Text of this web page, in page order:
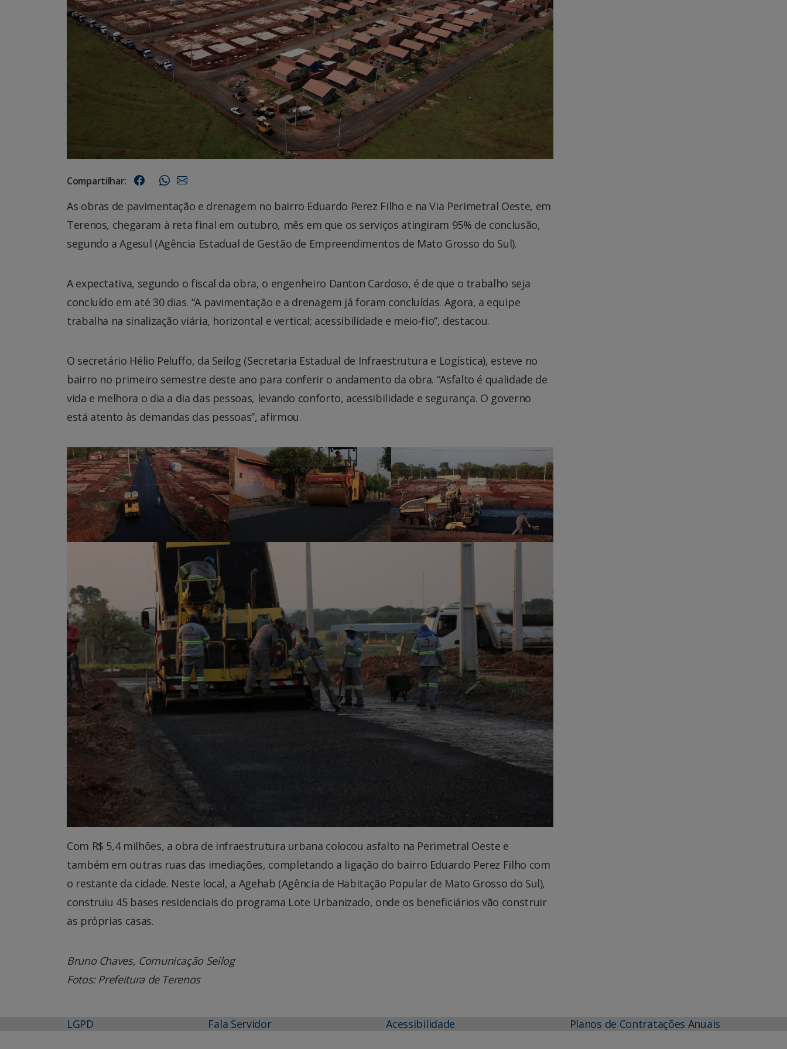
Compartilhar:
As obras de pavimentação e drenagem no bairro Eduardo Perez Filho e na Via Perimetral Oeste, em
Terenos, chegaram à reta final em outubro, mês em que os serviços atingiram 95% de conclusão,
segundo a Agesul (Agência Estadual de Gestão de Empreendimentos de Mato Grosso do Sul).
A expectativa, segundo o fiscal da obra, o engenheiro Danton Cardoso, é de que o trabalho seja
concluído em até 30 dias. “A pavimentação e a drenagem já foram concluídas. Agora, a equipe
trabalha na sinalização viária, horizontal e vertical; acessibilidade e meio-fio”, destacou.
O secretário Hélio Peluffo, da Seilog (Secretaria Estadual de Infraestrutura e Logística), esteve no
bairro no primeiro semestre deste ano para conferir o andamento da obra. “Asfalto é qualidade de
vida e melhora o dia a dia das pessoas, levando conforto, acessibilidade e segurança. O governo
está atento às demandas das pessoas”, afirmou.
Com R$ 5,4 milhões, a obra de infraestrutura urbana colocou asfalto na Perimetral Oeste e
também em outras ruas das imediações, completando a ligação do bairro Eduardo Perez Filho com
o restante da cidade. Neste local, a Agehab (Agência de Habitação Popular de Mato Grosso do Sul),
construiu 45 bases residenciais do programa Lote Urbanizado, onde os beneficiários vão construir
as próprias casas.
Bruno Chaves, Comunicação Seilog
Fotos: Prefeitura de Terenos
LGPD Fala Servidor Acessibilidade Planos de Contratações Anuais